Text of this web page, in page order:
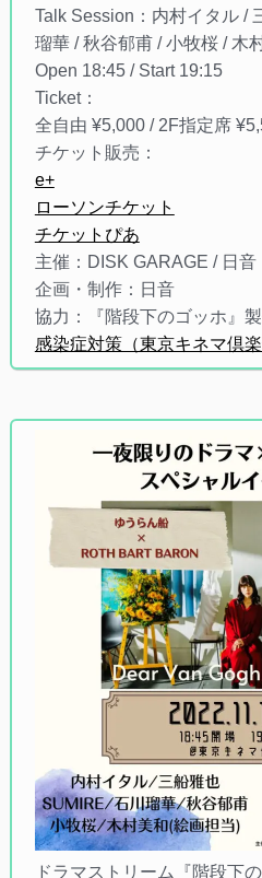
Talk Session：内村イタル /
瑠華 / 秋谷郁甫 / 小牧桜 / 木
Open 18:45 / Start 19:15
Ticket：
全自由 ¥5,000 / 2F指定席
チケット販売：
e+
ローソンチケット
チケットぴあ
主催：DISK GARAGE / 日音
企画・制作：日音
協力：『階段下のゴッホ』
感染症対策（東京キネマ倶楽
ドラマストリーム『階段下の